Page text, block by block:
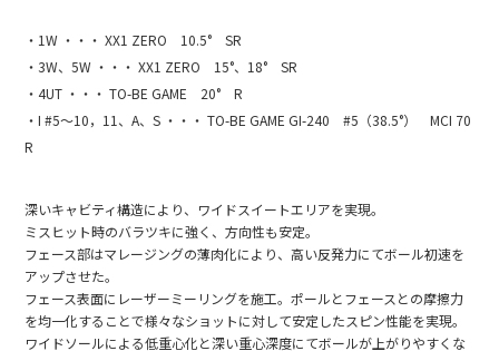
・1W ・・・ XX1 ZERO 10.5° SR
・3W、5W ・・・ XX1 ZERO 15°、18° SR
・4UT ・・・ TO-BE GAME 20° R
・I #5～10，11、A、S ・・・ TO-BE GAME GI-240 #5（38.5°） MCI 70
R
深いキャビティ構造により、ワイドスイートエリアを実現。
ミスヒット時のバラツキに強く、方向性も安定。
フェース部はマレージングの薄肉化により、高い反発力にてボール初速を
アップさせた。
フェース表面にレーザーミーリングを施工。ポールとフェースとの摩擦力
を均一化することで様々なショットに対して安定したスピン性能を実現。
ワイドソールによる低重心化と深い重心深度にてボールが上がりやすくな